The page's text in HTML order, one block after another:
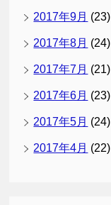
2017年9月 (23)
2017年8月 (24)
2017年7月 (21)
2017年6月 (23)
2017年5月 (24)
2017年4月 (22)